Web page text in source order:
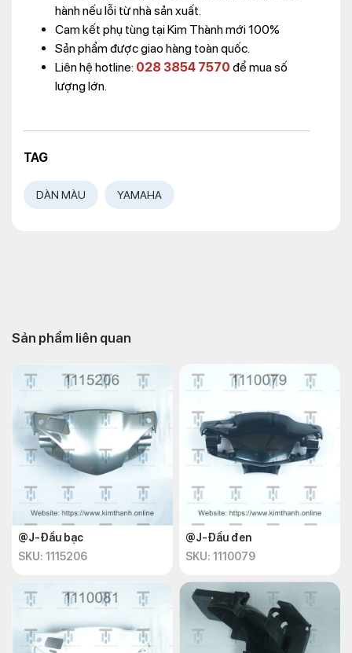
hành nếu lỗi từ nhà sản xuất.
Cam kết phụ tùng tại Kim Thành mới 100%
Sản phẩm được giao hàng toàn quốc.
Liên hệ hotline: 028 3854 7570 để mua số
lượng lớn.
TAG
DÀN MÀU YAMAHA
Sản phẩm liên quan
@J-Đầu bạc
SKU: 1115206
@J-Đầu đen
SKU: 1110079